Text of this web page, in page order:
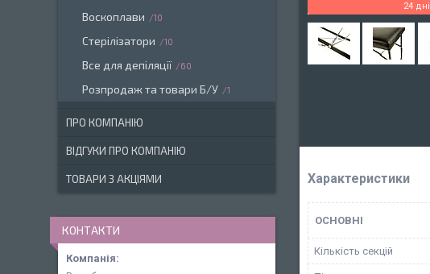
24 дні
Характеристики
ОСНОВНІ
Кількість секцій
Воскоплави 10
Стерілізатори 10
Все для депіляції 60
Розпродаж та товари Б/У 1
ПРО КОМПАНІЮ
ВІДГУКИ ПРО КОМПАНІЮ
ТОВАРИ З АКЦІЯМИ
КОНТАКТИ